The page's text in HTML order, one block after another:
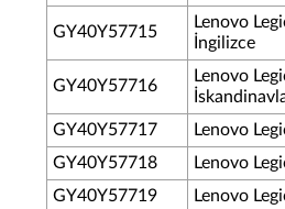
GY40Y57715
Lenovo
İngilizce
GY40Y57716
Lenovo
GY40Y57717 Lenovo
GY40Y57718
Lenovo
GY40Y57719
Lenovo